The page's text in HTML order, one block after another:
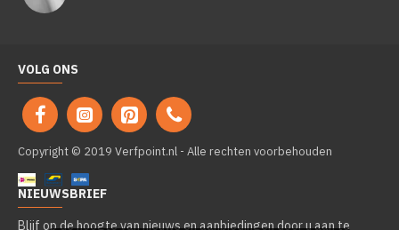
VOLG ONS
Copyright © 2019 Verfpoint.nl - Alle rechten voorbehouden
NIEUWSBRIEF
Blijf op de hoogte van nieuws en aanbiedingen door u aan te